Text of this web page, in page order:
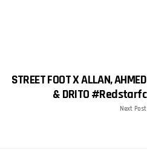
STREET FOOT X ALLAN, AHMED
& DRITO #Redstarfc
Next Post